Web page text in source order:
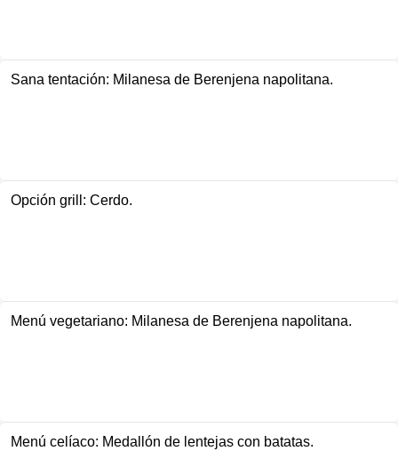
Sana tentación: Milanesa de Berenjena napolitana.
Opción grill: Cerdo.
Menú vegetariano: Milanesa de Berenjena napolitana.
Menú celíaco: Medallón de lentejas con batatas.